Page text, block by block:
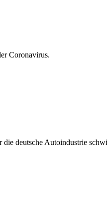
Coronavirus.
deutsche Autoindustrie